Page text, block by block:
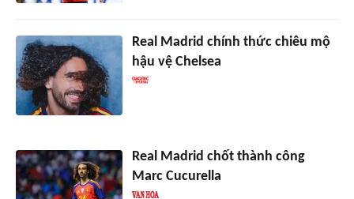
Real Madrid chính thức chiêu mộ
hậu vệ Chelsea
Real Madrid chốt thành công
Marc Cucurella